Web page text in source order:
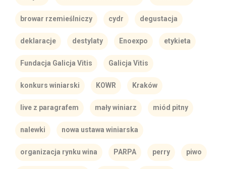
browar rzemieślniczy cydr degustacja
deklaracje destylaty Enoexpo etykieta
Fundacja Galicja Vitis Galicja Vitis
konkurs winiarski KOWR Kraków
live z paragrafem mały winiarz miód pitny
nalewki nowa ustawa winiarska
organizacja rynku wina PARPA perry piwo